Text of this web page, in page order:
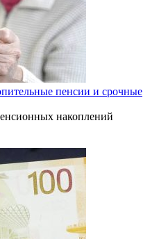
пенсии и срочные
накоплений